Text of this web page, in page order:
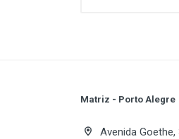
Matriz - Porto Alegre
Avenida